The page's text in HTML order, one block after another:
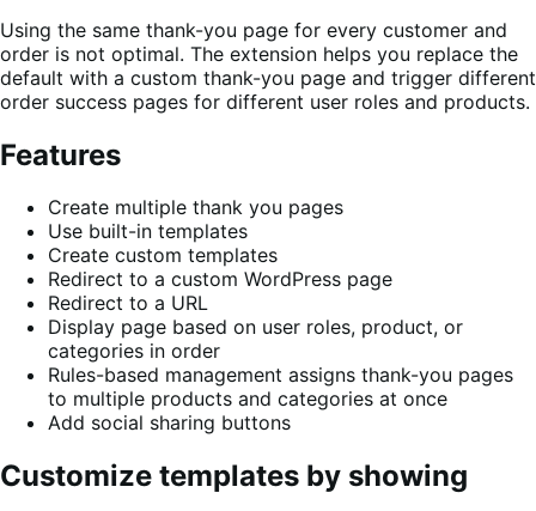
Using the same thank-you page for every customer and
order is not optimal. The extension helps you replace the
default with a custom thank-you page and trigger different
order success pages for different user roles and products.
Features
Create multiple thank you pages
Use built-in templates
Create custom templates
Redirect to a custom WordPress page
Redirect to a URL
Display page based on user roles, product, or
categories in order
Rules-based management assigns thank-you pages
to multiple products and categories at once
Add social sharing buttons
Customize templates by showing